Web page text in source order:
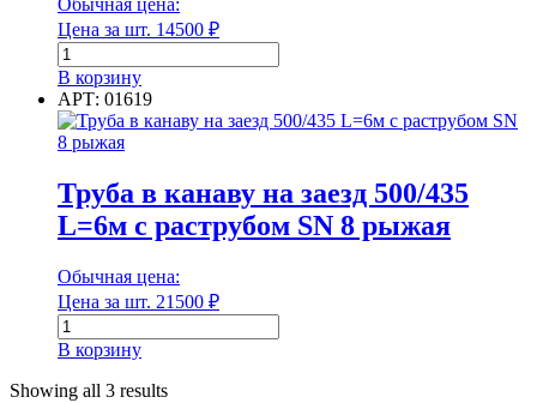
Длина
Единица измерения
Единица измерения
Форма
Форма
SN
8
рыжая
Обычная цена:
Цена за шт. 14500 ₽
Количество
товара
Труба
в
канаву
на
заезд
400/348
L=6м
с
раструбом
SN
8
рыжая
В корзину
АРТ: 01619
Труба в канаву на заезд 500/435
L=6м с раструбом SN 8 рыжая
Обычная цена:
Цена за шт. 21500 ₽
Количество
товара
Труба
в
В корзину
Showing all 3 results